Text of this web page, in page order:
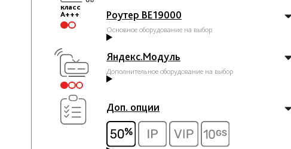
класс
A+++
Роутер BE19000
Основное оборудование на выбор
Яндекс.Модуль
Дополнительное оборудование на выбор
Доп. опции